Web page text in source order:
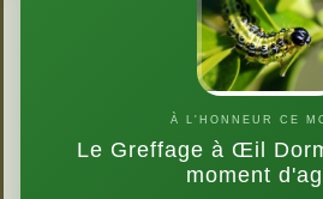
À L'HONNEUR CE
Le Greffage à Œil
moment